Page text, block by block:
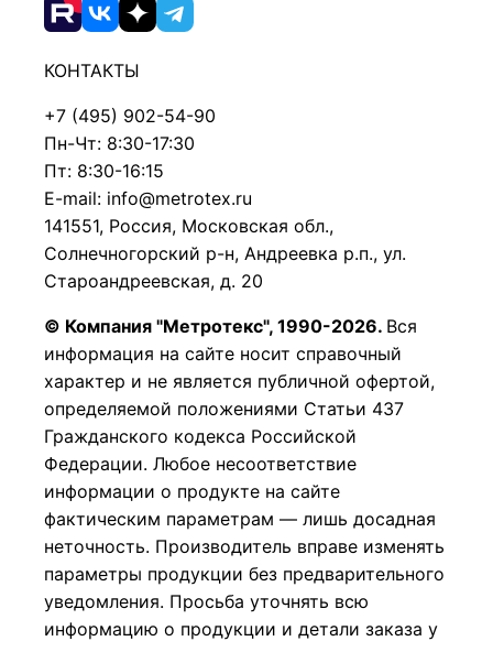
КОНТАКТЫ
+7 (495) 902-54-90
Пн-Чт: 8:30-17:30
Пт: 8:30-16:15
E-mail: info@metrotex.ru
141551, Россия, Московская обл.,
Солнечногорский р-н, Андреевка р.п., ул.
Староандреевская, д. 20
© Компания "Метротекс", 1990-2026. Вся
информация на сайте носит справочный
характер и не является публичной офертой,
определяемой положениями Статьи 437
Гражданского кодекса Российской
Федерации. Любое несоответствие
информации о продукте на сайте
фактическим параметрам — лишь досадная
неточность. Производитель вправе изменять
параметры продукции без предварительного
уведомления. Просьба уточнять всю
информацию о продукции и детали заказа у